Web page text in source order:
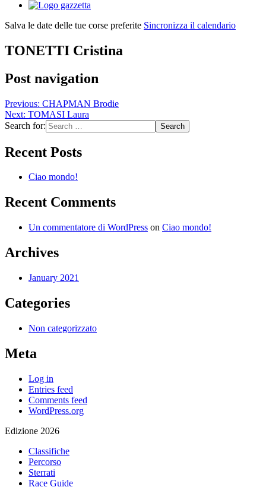
Salva le date delle tue corse preferite Sincronizza il calendario
TONETTI Cristina
Post navigation
Previous: CHAPMAN Brodie
Next: TOMASI Laura
Search for:
Recent Posts
Ciao mondo!
Recent Comments
Un commentatore di WordPress on Ciao mondo!
Archives
January 2021
Categories
Non categorizzato
Meta
Log in
Entries feed
Comments feed
WordPress.org
Edizione 2026
Classifiche
Percorso
Sterrati
Race Guide